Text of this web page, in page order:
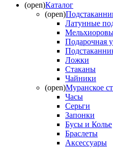
(open)Каталог
(open)
Латунные
Подарочная
Ложки
Стаканы
Чайники
(open)Муранское
Часы
Серьги
Запонки
Бусы и Колье
Браслеты
Аксессуары